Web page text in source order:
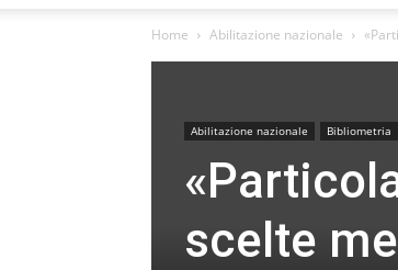
Home Abilitazione nazionale
Abilitazione nazionale Bibliometria
scelte